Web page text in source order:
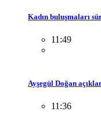
Kadın buluşmaları
11:49
Ayşegül Doğan
11:36